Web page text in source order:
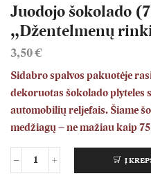
Juodojo šokolado
„Džentelmenų
3,50€
Sidabro spalvos pakuotėje
dekoruotas šokolado plyteles
automobilių reljefais. Šiame
medžiagų – ne mažiau kaip
Į